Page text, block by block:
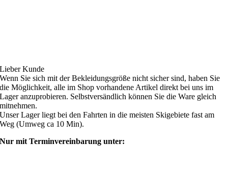
Lieber Kunde
Wenn Sie sich mit der Bekleidungsgröße nicht sicher sind, haben Sie
die Möglichkeit, alle im Shop vorhandene Artikel direkt bei uns im
Lager anzuprobieren. Selbstversändlich können Sie die Ware gleich
mitnehmen.
Unser Lager liegt bei den Fahrten in die meisten Skigebiete fast am
Weg (Umweg ca 10 Min).
Nur mit Terminvereinbarung unter: